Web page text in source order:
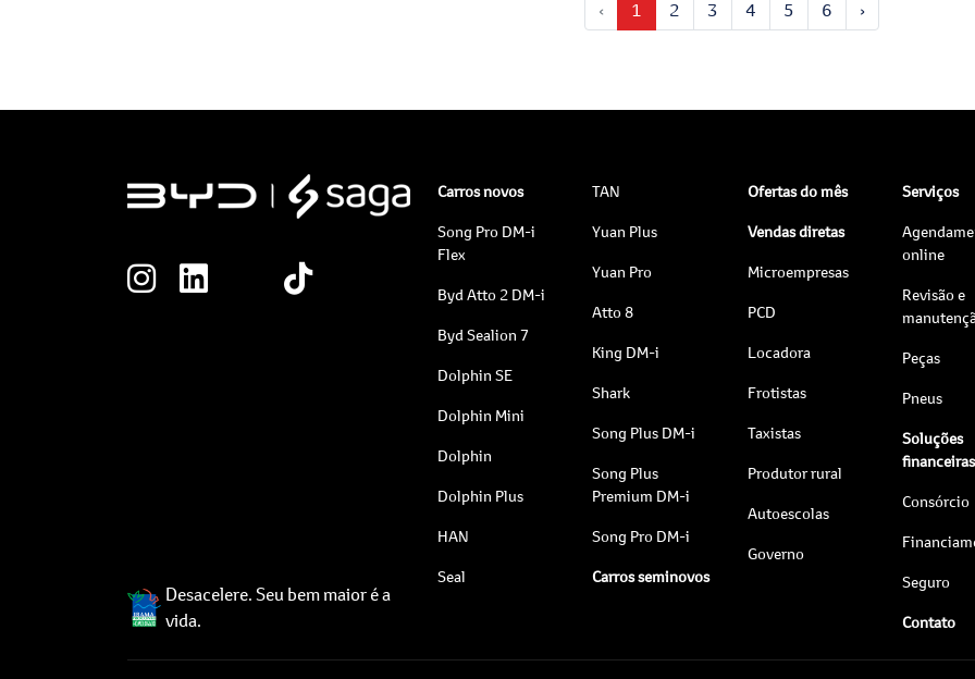
‹ 1 2 3 4 5 6 ›
Desacelere. Seu bem maior é a
vida.
Carros novos
Song Pro DM-i
Flex
Byd Atto 2 DM-i
Byd Sealion 7
Dolphin SE
Dolphin Mini
Dolphin
Dolphin Plus
HAN
Seal
TAN
Yuan Plus
Yuan Pro
Atto 8
King DM-i
Shark
Song Plus DM-i
Song Plus
Premium DM-i
Song Pro DM-i
Carros seminovos
Ofertas do mês
Vendas diretas
Microempresas
PCD
Locadora
Frotistas
Taxistas
Produtor rural
Autoescolas
Governo
Serviços
online
Revisão e
Peças
Pneus
Soluções
financeiras
Consórcio
Seguro
Contato